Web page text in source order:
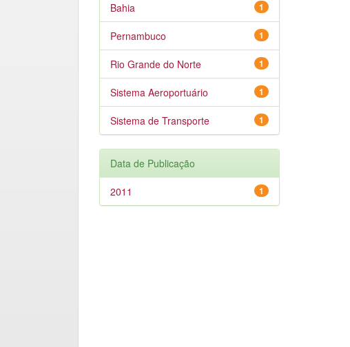
1
Bahia
1
Pernambuco
1
Rio Grande do Norte
1
Sistema Aeroportuário
1
Sistema de Transporte
Data de Publicação
1
2011